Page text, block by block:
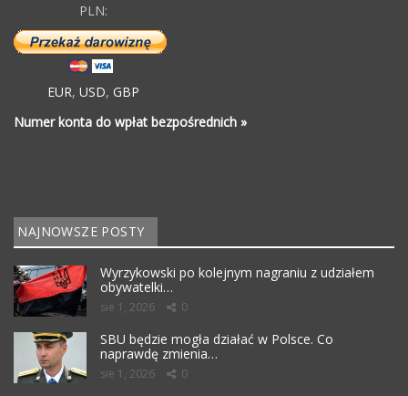
PLN:
EUR, USD, GBP
Numer konta do wpłat bezpośrednich »
NAJNOWSZE POSTY
Wyrzykowski po kolejnym nagraniu z udziałem
obywatelki…
sie 1, 2026 0
SBU będzie mogła działać w Polsce. Co
naprawdę zmienia…
sie 1, 2026 0